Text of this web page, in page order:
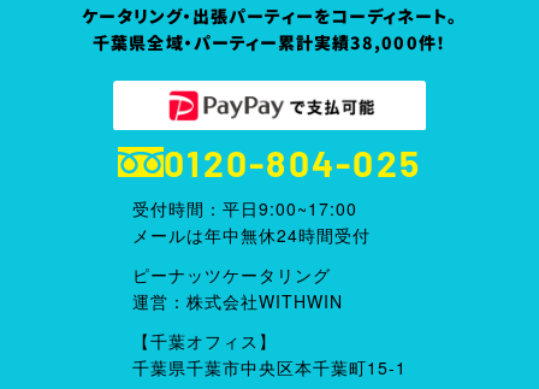
ケータリング・出張パーティーをコーディネート。
千葉県全域・パーティー累計実績38,000件！
0120-804-025
受付時間：平日9:00~17:00
メールは年中無休24時間受付
ピーナッツケータリング
運営：株式会社WITHWIN
【千葉オフィス】
千葉県千葉市中央区本千葉町15-1